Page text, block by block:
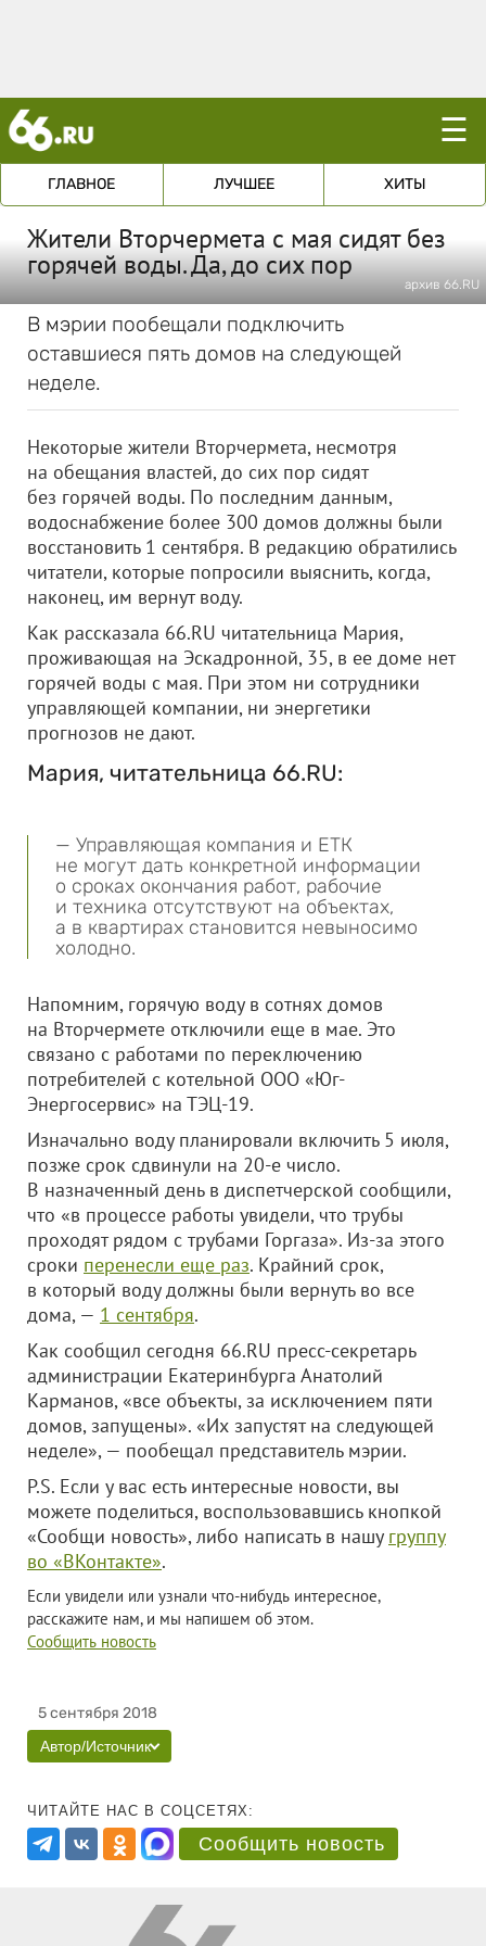
☰
ГЛАВНОЕ ЛУЧШЕЕ ХИТЫ
Жители Вторчермета с мая сидят без
горячей воды. Да, до сих пор
архив 66.RU
В мэрии пообещали подключить
оставшиеся пять домов на следующей
неделе.
Некоторые жители Вторчермета, несмотря
на обещания властей, до сих пор сидят
без горячей воды. По последним данным,
водоснабжение более 300 домов должны были
восстановить 1 сентября. В редакцию обратились
читатели, которые попросили выяснить, когда,
наконец, им вернут воду.
Как рассказала 66.RU читательница Мария,
проживающая на Эскадронной, 35, в ее доме нет
горячей воды с мая. При этом ни сотрудники
управляющей компании, ни энергетики
прогнозов не дают.
Мария, читательница 66.RU:
— Управляющая компания и ЕТК
не могут дать конкретной информации
о сроках окончания работ, рабочие
и техника отсутствуют на объектах,
а в квартирах становится невыносимо
холодно.
Напомним, горячую воду в сотнях домов
на Вторчермете отключили еще в мае. Это
связано с работами по переключению
потребителей с котельной ООО «Юг-
Энергосервис» на ТЭЦ-19.
Изначально воду планировали включить 5 июля,
позже срок сдвинули на 20-е число.
В назначенный день в диспетчерской сообщили,
что «в процессе работы увидели, что трубы
проходят рядом с трубами Горгаза». Из-за этого
сроки перенесли еще раз. Крайний срок,
в который воду должны были вернуть во все
дома, — 1 сентября.
Как сообщил сегодня 66.RU пресс-секретарь
администрации Екатеринбурга Анатолий
Карманов, «все объекты, за исключением пяти
домов, запущены». «Их запустят на следующей
неделе», — пообещал представитель мэрии.
P.S. Если у вас есть интересные новости, вы
можете поделиться, воспользовавшись кнопкой
«Сообщи новость», либо написать в нашу группу
во «ВКонтакте».
Если увидели или узнали что-нибудь интересное,
расскажите нам, и мы напишем об этом.
Сообщить новость
5 сентября 2018
Автор/Источник
ЧИТАЙТЕ НАС В СОЦСЕТЯХ:
Сообщить новость